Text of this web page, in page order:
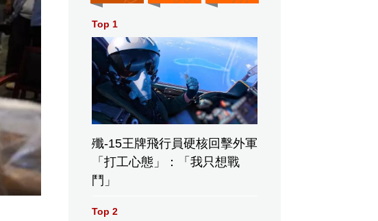
Top 1
殲-15王牌飛行員硬核回擊外軍
「打工心態」：「我只想戰
鬥」
Top 2